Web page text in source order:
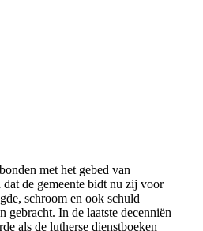
met het gebed van
de gemeente bidt nu zij voor
schroom en ook schuld
gebracht. In de laatste decenniën
als de lutherse dienstboeken